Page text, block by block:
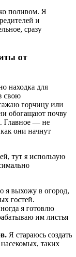
поливом. Я
и
сразу
от
находка для
свою
горчицу или
обогащают почву
Главное — не
они начнут
тут я использую
я выхожу в огород,
гостей.
я готовлю
им листья
Я стараюсь создать
таких